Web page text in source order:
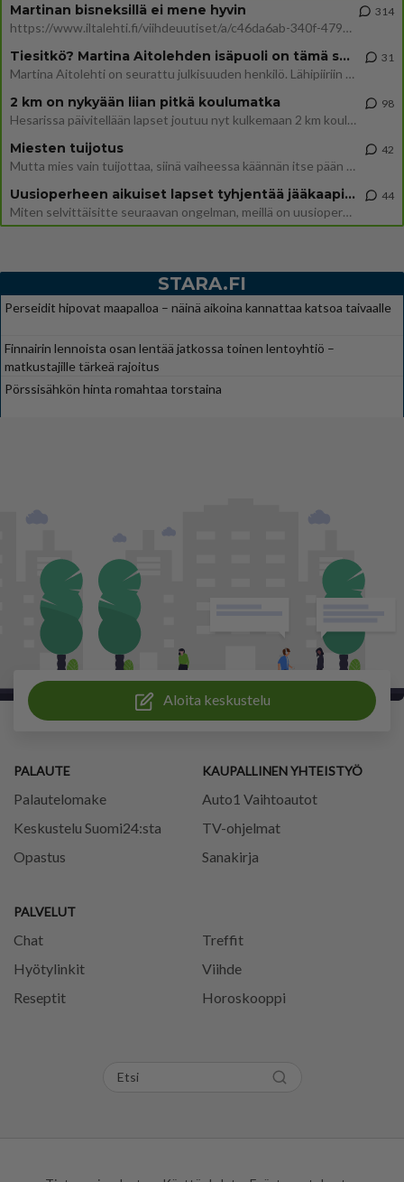
Martinan bisneksillä ei mene hyvin
https://www.iltalehti.fi/viihdeuutiset/a/c46da6ab-340f-4790-aaa7-0865eed2336 Yrityksen konkurssihakemus on tullut kärä
314
Tiesitkö? Martina Aitolehden isäpuoli on tämä suosittu laulaja
Martina Aitolehti on seurattu julkisuuden henkilö. Lähipiiriin mahtuu muitakin tunnettuja henkilöitä. Tiesitkö, että Ma
31
2 km on nykyään liian pitkä koulumatka
Hesarissa päivitellään lapset joutuu nyt kulkemaan 2 km kouluun jösses. Ruostefillarilla tuo matka menee vaikka miten äk
98
Miesten tuijotus
Mutta mies vain tuijottaa, siinä vaiheessa käännän itse pään pois. Mikä juttu? Yleensä jos joku tuijottaa tai katsoo, hä
42
Uusioperheen aikuiset lapset tyhjentää jääkaapin käydessään
Miten selvittäisitte seuraavan ongelman, meillä on uusioperhe, minulla teini-ikäiset lapset ja puolisolla aikuiset, jotk
44
STARA.FI
Perseidit hipovat maapalloa – näinä aikoina kannattaa katsoa taivaalle
Finnairin lennoista osan lentää jatkossa toinen lentoyhtiö –
matkustajille tärkeä rajoitus
Pörssisähkön hinta romahtaa torstaina
Aloita keskustelu
PALAUTE
Palautelomake
Keskustelu Suomi24:sta
Opastus
PALVELUT
Chat
Treffit
Hyötylinkit
Viihde
Reseptit
Horoskooppi
KAUPALLINEN YHTEISTYÖ
Auto1 Vaihtoautot
TV-ohjelmat
Sanakirja